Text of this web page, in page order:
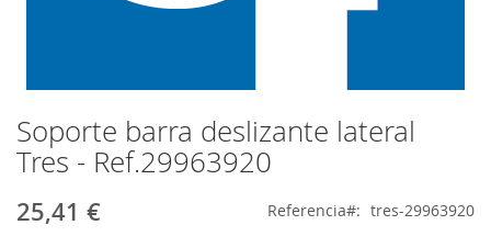
Soporte barra deslizante lateral
Tres - Ref.29963920
25,41 € Referencia tres-29963920
Saltar
al
comienzo
la